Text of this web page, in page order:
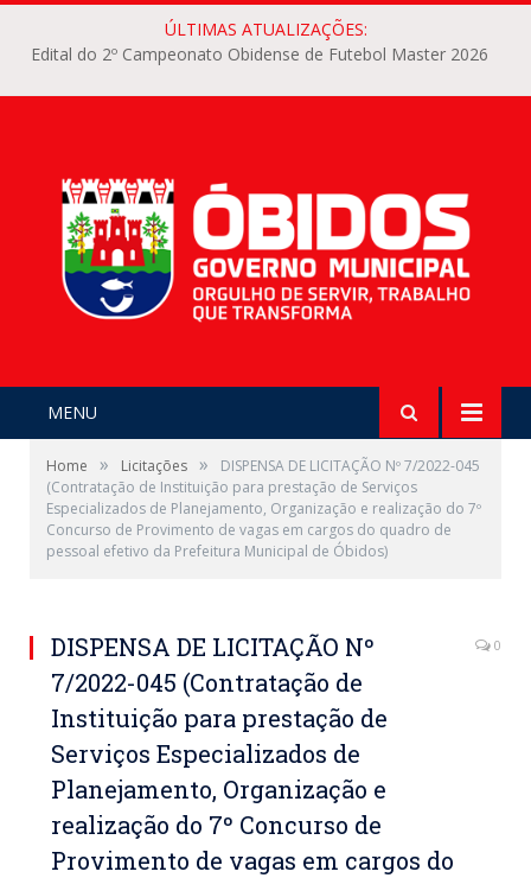
ÚLTIMAS ATUALIZAÇÕES:
Edital do 2º Campeonato Obidense de Futebol Master 2026
MENU
Home » Licitações »
DISPENSA DE LICITAÇÃO Nº 7/2022-045
(Contratação de Instituição para prestação de Serviços
Especializados de Planejamento, Organização e realização do 7º
Concurso de Provimento de vagas em cargos do quadro de
pessoal efetivo da Prefeitura Municipal de Óbidos)
DISPENSA DE LICITAÇÃO Nº
7/2022-045 (Contratação de
Instituição para prestação de
Serviços Especializados de
Planejamento, Organização e
realização do 7º Concurso de
Provimento de vagas em cargos do
0